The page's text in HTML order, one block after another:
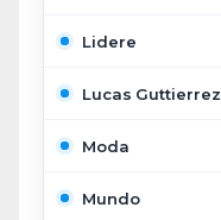
Lidere
Lucas Guttierrez
Moda
Mundo